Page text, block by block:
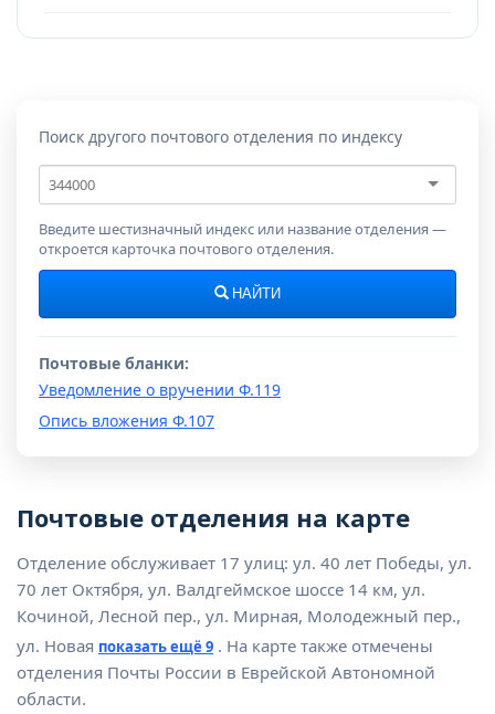
Поиск другого почтового отделения по индексу
Почтовый
индекс
Введите шестизначный индекс или название отделения —
откроется карточка почтового отделения.
НАЙТИ
Почтовые бланки:
Уведомление о вручении Ф.119
Опись вложения Ф.107
Почтовые отделения на карте
Отделение обслуживает 17 улиц: ул. 40 лет Победы, ул.
70 лет Октября, ул. Валдгеймское шоссе 14 км, ул.
Кочиной, Лесной пер., ул. Мирная, Молодежный пер.,
ул. Новая показать ещё 9 . На карте также отмечены
отделения Почты России в Еврейской Автономной
области.